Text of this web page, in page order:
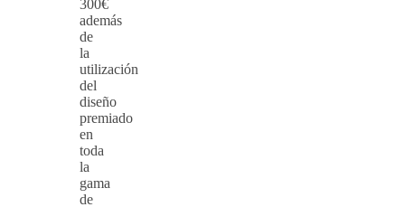
300€
además
de
la
utilización
del
diseño
premiado
en
toda
la
gama
de